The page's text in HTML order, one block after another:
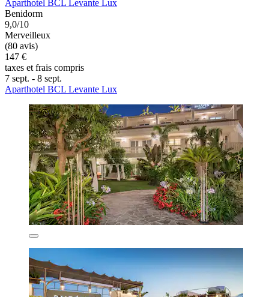
Aparthotel BCL Levante Lux
Benidorm
9,0/10
Merveilleux
(80 avis)
147 €
taxes et frais compris
7 sept. - 8 sept.
Aparthotel BCL Levante Lux